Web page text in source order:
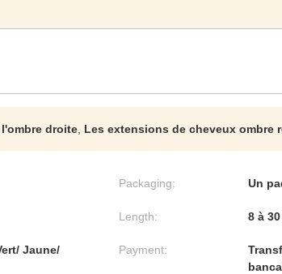
droite Les extensions de cheveux ombre
Packaging: Un
Length: 8 à
Jaune/
Payment: